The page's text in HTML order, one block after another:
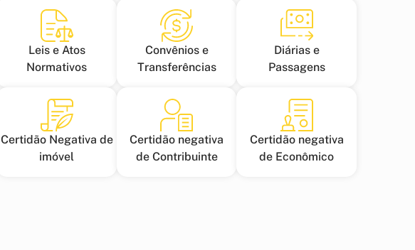
Leis e Atos
Normativos
Convênios e
Transferências
Diárias e
Passagens
Certidão Negativa de
imóvel
Certidão negativa
de Contribuinte
Certidão negativa
de Econômico